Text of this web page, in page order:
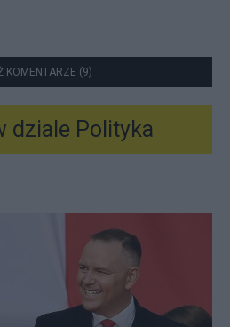
KOMENTARZE (9)
dziale Polityka